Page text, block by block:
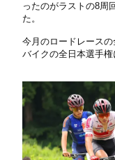
ったのがラストの8周
た。
今月のロードレース
バイクの全日本選手